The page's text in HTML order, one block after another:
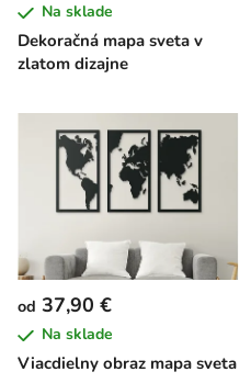
Dekoračná mapa sveta v
zlatom dizajne
Na sklade
Viacdielny obraz mapa sveta
od 37,90 €
Na sklade